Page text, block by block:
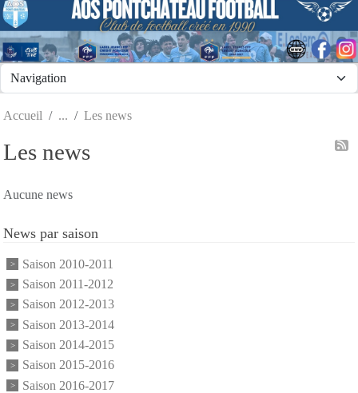
Accueil Les news
Les news
Aucune news
News par saison
Saison 2010-2011
Saison 2011-2012
Saison 2012-2013
Saison 2013-2014
Saison 2014-2015
Saison 2015-2016
Saison 2016-2017
Panneau de gestion des cookies